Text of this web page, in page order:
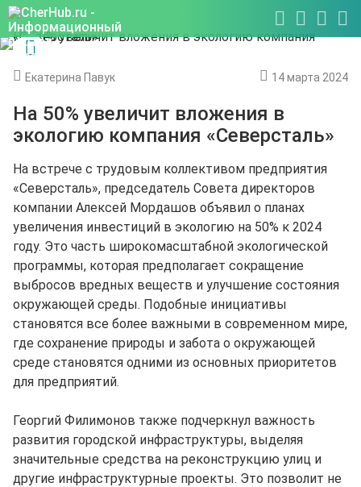
Екатерина Павук 14 марта 2024
На 50% увеличит вложения в
экологию компания «Северсталь»
На встрече с трудовым коллективом предприятия
«Северсталь», председатель Совета директоров
компании Алексей Мордашов объявил о планах
увеличения инвестиций в экологию на 50% к 2024
году. Это часть широкомасштабной экологической
программы, которая предполагает сокращение
выбросов вредных веществ и улучшение состояния
окружающей среды. Подобные инициативы
становятся все более важными в современном мире,
где сохранение природы и забота о окружающей
среде становятся одними из основных приоритетов
для предприятий.
Георгий Филимонов также подчеркнул важность
развития городской инфраструктуры, выделяя
значительные средства на реконструкцию улиц и
другие инфраструктурные проекты. Это позволит не